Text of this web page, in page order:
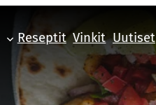
Reseptit Vinkit Uutiset